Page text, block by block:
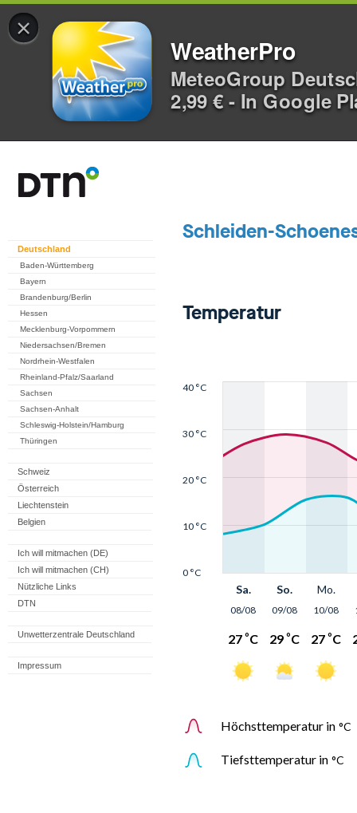
×
WeatherPro
MeteoGroup
2,99 € - In Google
Deutschland
Baden-Württemberg
Bayern
Brandenburg/Berlin
Hessen
Mecklenburg-Vorpommern
Niedersachsen/Bremen
Nordrhein-Westfalen
Rheinland-Pfalz/Saarland
Sachsen
Sachsen-Anhalt
Schleswig-Holstein/Hamburg
Thüringen
Schweiz
Österreich
Liechtenstein
Belgien
Ich will mitmachen (DE)
Ich will mitmachen (CH)
Nützliche Links
DTN
Unwetterzentrale Deutschland
Impressum